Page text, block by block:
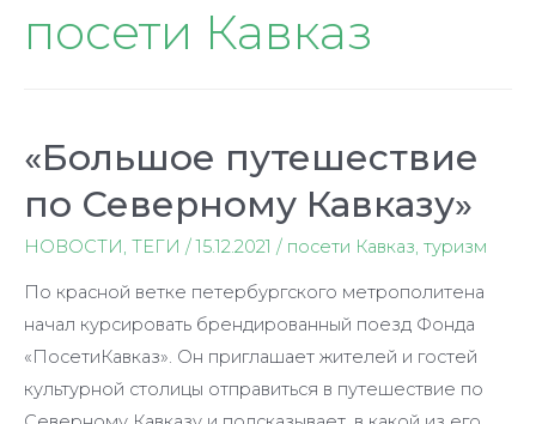
посети Кавказ
«Большое путешествие
по Северному Кавказу»
НОВОСТИ, ТЕГИ /15.12.2021 / посети Кавказ, туризм
По красной ветке петербургского метрополитена
начал курсировать брендированный поезд Фонда
«ПосетиКавказ». Он приглашает жителей и гостей
культурной столицы отправиться в путешествие по